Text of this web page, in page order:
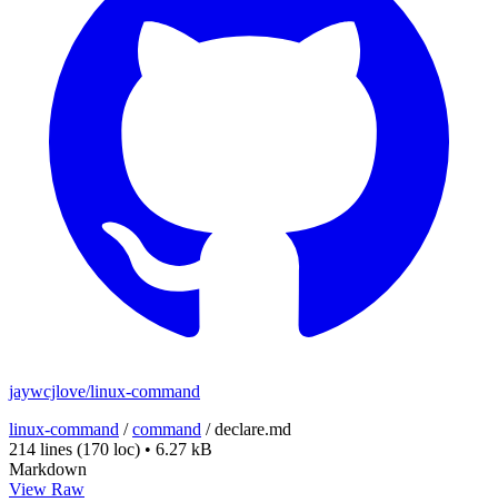
jaywcjlove/linux-command
linux-command /command /declare.md
214 lines (170 loc) • 6.27 kB
Markdown
View Raw